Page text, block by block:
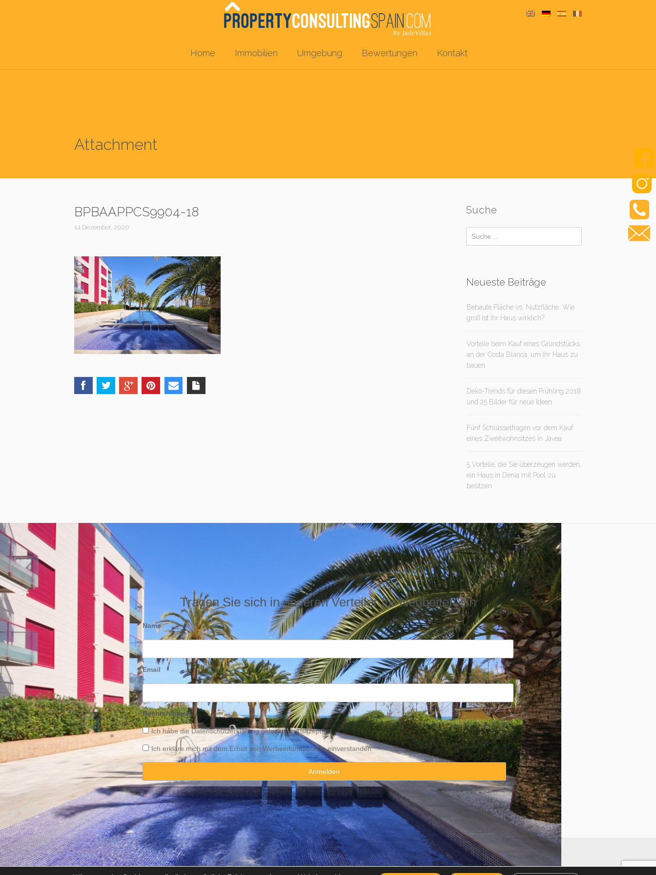
Home Immobilien Umgebung Bewertungen Kontakt
Attachment
BPBAAPPCS9904-18
14 Dezember, 2020
Suche
Neueste Beiträge
Bebaute Fläche vs. Nutzfläche. Wie
groß ist Ihr Haus wirklich?
Vorteile beim Kauf eines Grundstücks
an der Costa Blanca, um Ihr Haus zu
bauen
Deko-Trends für diesen Frühling 2018
und 25 Bilder für neue Ideen
Fünf Schlüsselfragen vor dem Kauf
eines Zweitwohnsitzes in Jávea
5 Vorteile, die Sie überzeugen werden,
ein Haus in Denia mit Pool zu
besitzen
Tragen Sie sich in unseren Verteiler für Neuheiten ein
Name
Email
Rechtshinweis
Ich habe dieDatenschutzerklärunggelesen und akzeptiert
Ich erkläre mich mit dem Erhalt von Werbeinformationen einverstanden
Copyright © 2025 Property Consulting Spain By JadeVillas S.L. ·Rechtshinweis·Datenschutzhinweise·Cookies Erklärung